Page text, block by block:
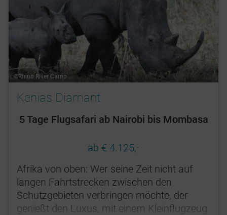
©Rhino River Camp
Kenias Diamant
5 Tage Flugsafari ab Nairobi bis Mombasa
ab € 4.125,-
Afrika von oben: Wer seine Zeit nicht auf
langen Fahrtstrecken zwischen den
Schutzgebieten verbringen möchte, der
genießt den Luxus, mit einem Kleinflugzeug